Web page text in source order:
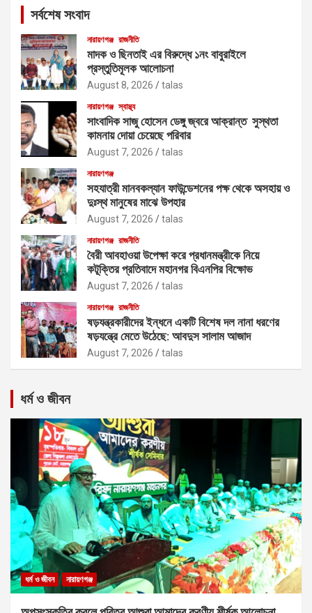
সর্বশেষ সংবাদ
নারায়ণগঞ্জ রাজনীতি
মাদক ও ছিনতাই এর বিরুদ্ধে ১নং বাবুরাইলে
প্রস্তুতিমূলক আলোচনা
August 8, 2026 talas
নারায়ণগঞ্জ স্বাস্থ্য
সাংবাদিক সাজু হোসেন ডেঙ্গু জ্বরে আক্রান্ত সুস্থতা
কামনায় দোয়া চেয়েছে পরিবার
August 7, 2026 talas
নারায়ণগঞ্জ
সহযাত্রী মানবকল্যান ফাউন্ডেশনের পক্ষ থেকে অসহায় ও
দুঃস্থ মানুষের মাঝে উপহার
August 7, 2026 talas
নারায়ণগঞ্জ রাজনীতি
বৈরী আবহাওয়া উপেক্ষা করে প্রধানমন্ত্রীকে নিয়ে
কটূক্তির প্রতিবাদে মহানগর বিএনপির বিক্ষোভ
August 7, 2026 talas
নারায়ণগঞ্জ রাজনীতি
ষড়যন্ত্রকারীদের ইন্ধনে একটি বিশেষ দল নানা ধরণের
ষড়যন্ত্রে মেতে উঠেছে: আবদুস সালাম আজাদ
August 7, 2026 talas
ধর্ম ও জীবন
ধর্ম ও জীবন নারায়ণগঞ্জ